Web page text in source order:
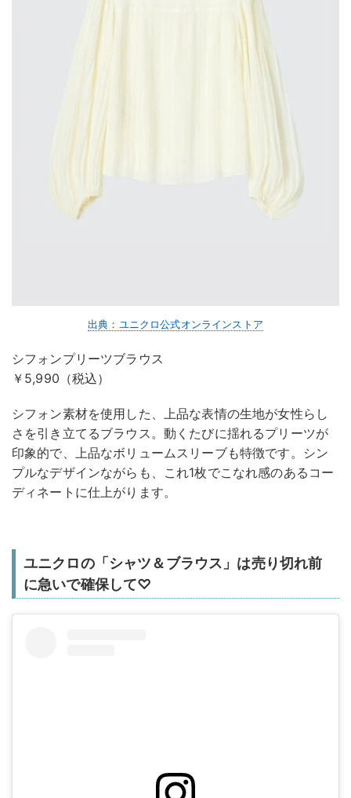
出典：ユニクロ公式オンラインストア
シフォンプリーツブラウス
￥5,990（税込）
シフォン素材を使用した、上品な表情の生地が女性らし
さを引き立てるブラウス。動くたびに揺れるプリーツが
印象的で、上品なボリュームスリーブも特徴です。シン
プルなデザインながらも、これ1枚でこなれ感のあるコー
ディネートに仕上がります。
ユニクロの「シャツ＆ブラウス」は売り切れ前
に急いで確保して♡